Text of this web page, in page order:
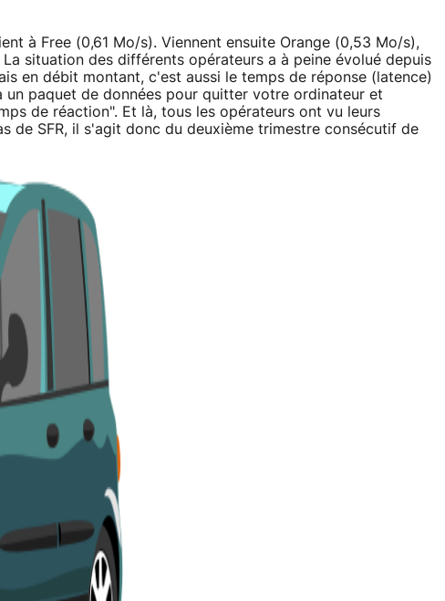
à Free (0,61 Mo/s). Viennent ensuite Orange (0,53 Mo/s),
situation des différents opérateurs a à peine évolué depuis
en débit montant, c'est aussi le temps de réponse (latence)
paquet de données pour quitter votre ordinateur et
de réaction". Et là, tous les opérateurs ont vu leurs
de SFR, il s'agit donc du deuxième trimestre consécutif de